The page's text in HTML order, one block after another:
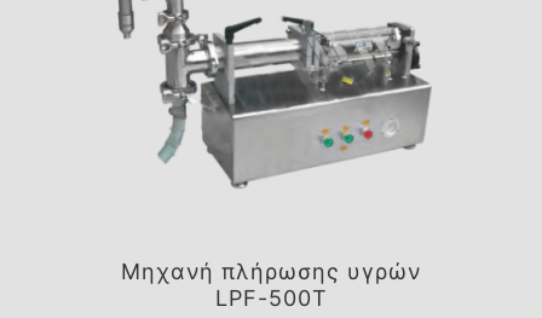
Μηχανή πλήρωσης υγρών
LPF-500T